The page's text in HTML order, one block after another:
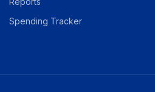
Spending Tracker